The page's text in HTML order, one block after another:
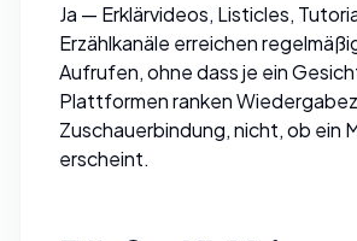
Ja — Erklärvideos, Listicles,
Erzählkanäle erreichen
Aufrufen, ohne dass je ein
Plattformen ranken
Zuschauerbindung, nicht, ob ein
erscheint.